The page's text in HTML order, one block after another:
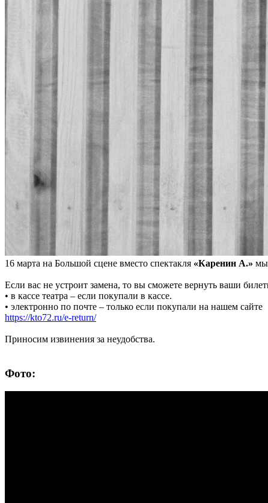
16 марта на Большой сцене вместо спектакля «Каренин А.» мы
Если вас не устроит замена, то вы сможете вернуть ваши
• в кассе театра – если покупали в кассе.
• электронно по почте – только если покупали на нашем сайте
https://kto72.ru/e-return/
Приносим извинения за неудобства.
Фото: